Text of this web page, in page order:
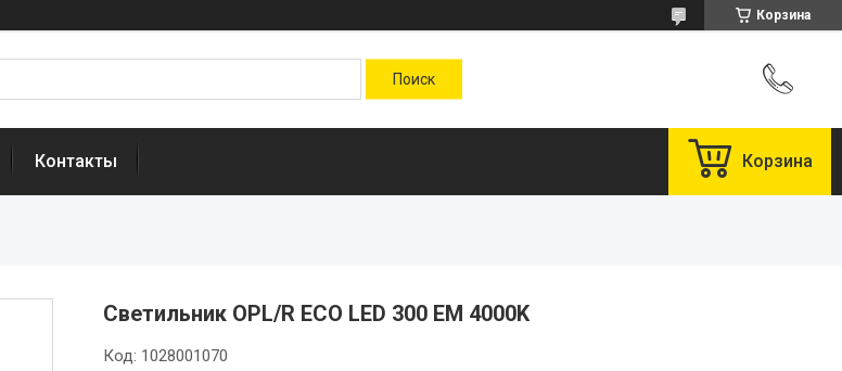
Корзина
Контакты Корзина
Светильник OPL/R ECO LED 300 EM 4000K
Код: 1028001070